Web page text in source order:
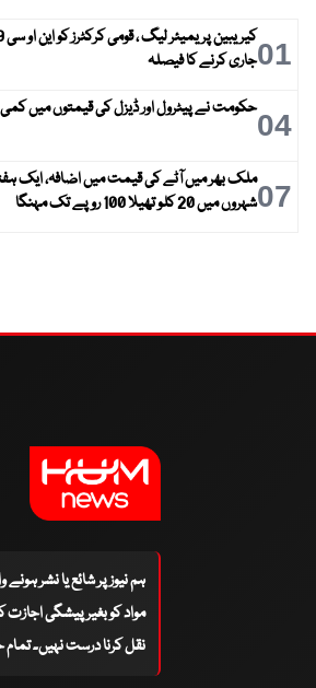
01جاری کرنے کا فیصلہ
04حکومت نے پیٹرول اور ڈیزل کی قیمتوں میں
07ملک بھر میں آٹے کی قیمت میں اضافہ، ایک
شہروں میں 20 کلو تھیلا 100 روپے تک مہنگا
ہم نیوز پر شائع یا نشر
مواد کو بغیر پیشگی
نقل کرنا درست نہیں۔ تمام